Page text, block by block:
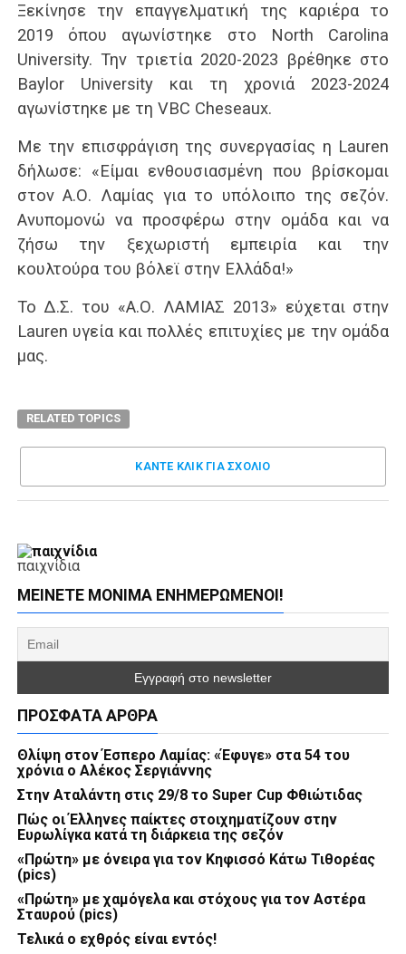
Ξεκίνησε την επαγγελματική της καριέρα το
2019 όπου αγωνίστηκε στο North Carolina
University. Την τριετία 2020-2023 βρέθηκε στο
Baylor University και τη χρονιά 2023-2024
αγωνίστηκε με τη VBC Cheseaux.
Με την επισφράγιση της συνεργασίας η Lauren
δήλωσε: «Είμαι ενθουσιασμένη που βρίσκομαι
στον Α.Ο. Λαμίας για το υπόλοιπο της σεζόν.
Ανυπομονώ να προσφέρω στην ομάδα και να
ζήσω την ξεχωριστή εμπειρία και την
κουλτούρα του βόλεϊ στην Ελλάδα!»
Το Δ.Σ. του «Α.Ο. ΛΑΜΙΑΣ 2013» εύχεται στην
Lauren υγεία και πολλές επιτυχίες με την ομάδα
μας.
RELATED TOPICS
ΚΑΝΤΕ ΚΛΊΚ ΓΙΑ ΣΧΌΛΙΟ
παιχνίδια
ΜΕΊΝΕΤΕ ΜΌΝΙΜΑ ΕΝΗΜΕΡΏΜΕΝΟΙ!
ΠΡΌΣΦΑΤΑ ΆΡΘΡΑ
Θλίψη στον Έσπερο Λαμίας: «Έφυγε» στα 54 του
χρόνια ο Αλέκος Σεργιάννης
Στην Αταλάντη στις 29/8 το Super Cup Φθιώτιδας
Πώς οι Έλληνες παίκτες στοιχηματίζουν στην
Ευρωλίγκα κατά τη διάρκεια της σεζόν
«Πρώτη» με όνειρα για τον Κηφισσό Κάτω Τιθορέας
(pics)
«Πρώτη» με χαμόγελα και στόχους για τον Αστέρα
Σταυρού (pics)
Τελικά ο εχθρός είναι εντός!